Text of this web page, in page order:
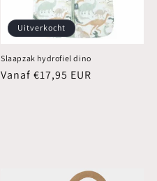
Uitverkocht
Slaapzak hydrofiel dino
Normale
Vanaf €17,95 EUR